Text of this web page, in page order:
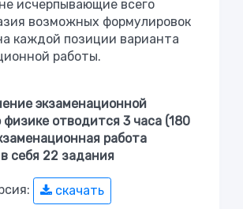
исчерпывающие всего
возможных формулировок
каждой позиции варианта
работы.
экзаменационной
физике отводится 3 часа (180
работа
себя 22 задания
скачать